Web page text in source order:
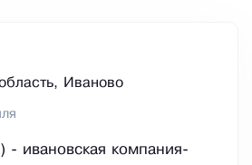
Иваново
- ивановская компания-